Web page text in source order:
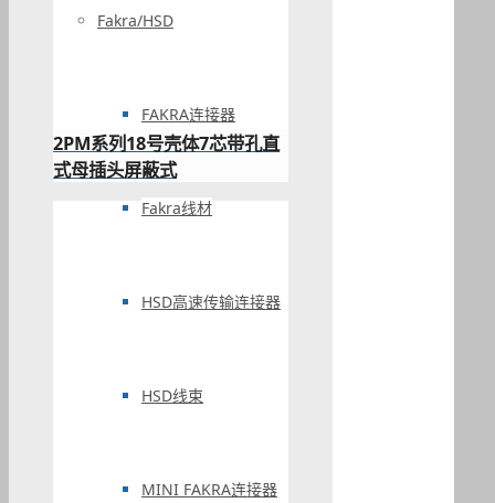
Fakra/HSD
FAKRA连接器
Fakra线材
HSD高速传输连接器
HSD线束
MINI FAKRA连接器
2PM系列18号壳体7芯带孔直
式母插头屏蔽式